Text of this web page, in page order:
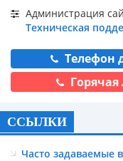
Администрация
Техническая
Телефон
Горячая
ССЫЛКИ
Часто задаваемые